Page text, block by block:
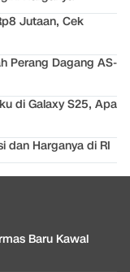
Jutaan, Cek
Perang Dagang AS-
di Galaxy S25, Apa
dan Harganya di RI
Baru Kawal